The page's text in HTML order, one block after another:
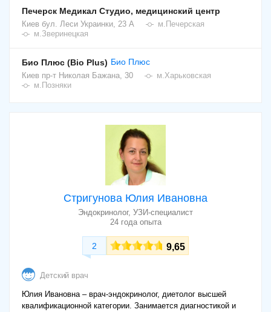
Печерск Медикал Студио, медицинский центр
Киев бул. Леси Украинки, 23 А
м.Печерская
м.Зверинецкая
Био Плюс (Bio Plus) Био Плюс
Киев пр-т Николая Бажана, 30
м.Харьковская
м.Позняки
Стригунова Юлия Ивановна
Эндокринолог, УЗИ-специалист
24 года опыта
2 9,65
Детский врач
Юлия Ивановна – врач-эндокринолог, диетолог высшей
квалификационной категории. Занимается диагностикой и